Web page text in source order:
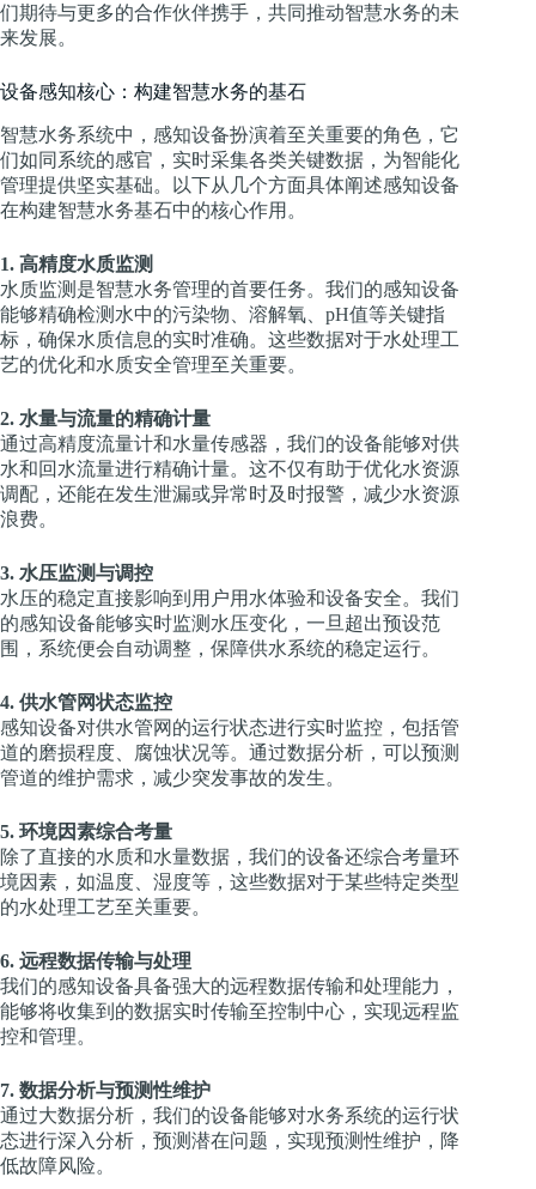
们期待与更多的合作伙伴携手，共同推动智慧水务的未
来发展。
设备感知核心：构建智慧水务的基石
智慧水务系统中，感知设备扮演着至关重要的角色，它
们如同系统的感官，实时采集各类关键数据，为智能化
管理提供坚实基础。以下从几个方面具体阐述感知设备
在构建智慧水务基石中的核心作用。
1. 高精度水质监测
水质监测是智慧水务管理的首要任务。我们的感知设备
能够精确检测水中的污染物、溶解氧、pH值等关键指
标，确保水质信息的实时准确。这些数据对于水处理工
艺的优化和水质安全管理至关重要。
2. 水量与流量的精确计量
通过高精度流量计和水量传感器，我们的设备能够对供
水和回水流量进行精确计量。这不仅有助于优化水资源
调配，还能在发生泄漏或异常时及时报警，减少水资源
浪费。
3. 水压监测与调控
水压的稳定直接影响到用户用水体验和设备安全。我们
的感知设备能够实时监测水压变化，一旦超出预设范
围，系统便会自动调整，保障供水系统的稳定运行。
4. 供水管网状态监控
感知设备对供水管网的运行状态进行实时监控，包括管
道的磨损程度、腐蚀状况等。通过数据分析，可以预测
管道的维护需求，减少突发事故的发生。
5. 环境因素综合考量
除了直接的水质和水量数据，我们的设备还综合考量环
境因素，如温度、湿度等，这些数据对于某些特定类型
的水处理工艺至关重要。
6. 远程数据传输与处理
我们的感知设备具备强大的远程数据传输和处理能力，
能够将收集到的数据实时传输至控制中心，实现远程监
控和管理。
7. 数据分析与预测性维护
通过大数据分析，我们的设备能够对水务系统的运行状
态进行深入分析，预测潜在问题，实现预测性维护，降
低故障风险。